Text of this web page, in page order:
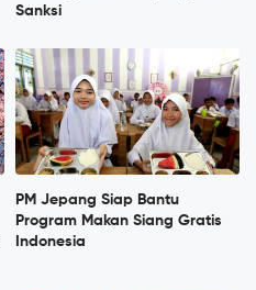
Sanksi
PM Jepang Siap Bantu
Program Makan Siang Gratis
Indonesia